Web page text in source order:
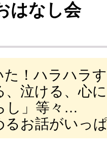
はなし会
！ハラハラ
、泣ける、心
し」等々…
お話がいっ